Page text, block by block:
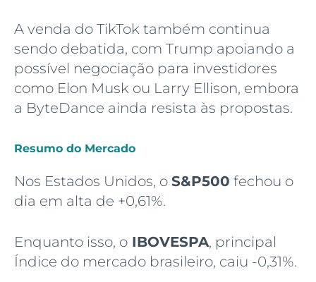
A venda do TikTok também continua
sendo debatida, com Trump apoiando a
possível negociação para investidores
como Elon Musk ou Larry Ellison, embora
a ByteDance ainda resista às propostas.
Resumo do Mercado
Nos Estados Unidos, o S&P500 fechou o
dia em alta de +0,61%.
Enquanto isso, o IBOVESPA, principal
Índice do mercado brasileiro, caiu -0,31%.